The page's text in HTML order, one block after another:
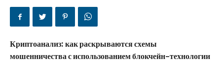
Криптоанализ: как раскрываются схемы
мошенничества с использованием блокчейн-технологии